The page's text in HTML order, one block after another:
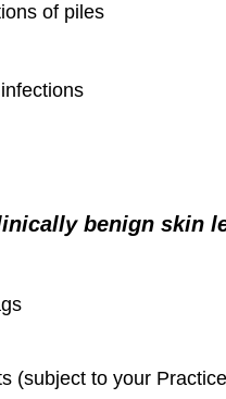
of piles
benign skin
(subject to your